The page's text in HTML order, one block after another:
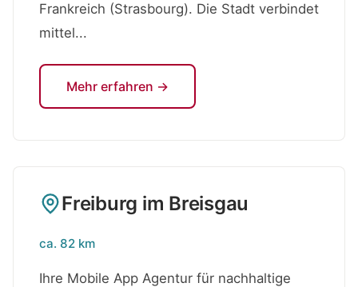
Frankreich (Strasbourg). Die Stadt verbindet
mittel...
Mehr erfahren →
Freiburg im Breisgau
ca. 82 km
Ihre Mobile App Agentur für nachhaltige